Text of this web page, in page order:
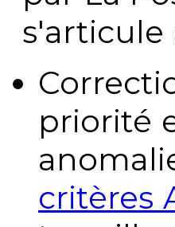
s'articule
priorité
critères